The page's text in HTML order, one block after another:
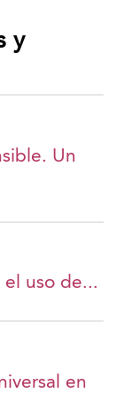
y
Un
el uso de...
en